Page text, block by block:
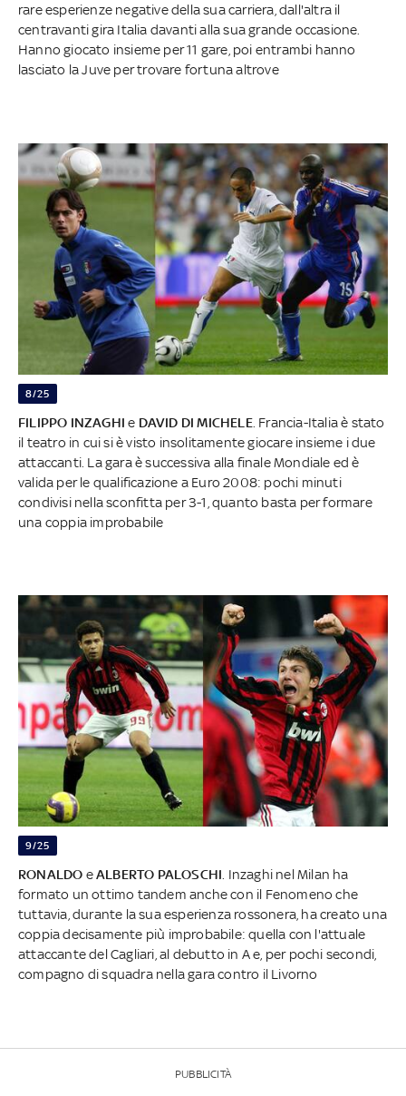
rare esperienze negative della sua carriera, dall'altra il
centravanti gira Italia davanti alla sua grande occasione.
Hanno giocato insieme per 11 gare, poi entrambi hanno
lasciato la Juve per trovare fortuna altrove
8/25
FILIPPO INZAGHIe DAVID DI MICHELE. Francia-Italia è stato
il teatro in cui si è visto insolitamente giocare insieme i due
attaccanti. La gara è successiva alla finale Mondiale ed è
valida per le qualificazione a Euro 2008: pochi minuti
condivisi nella sconfitta per 3-1, quanto basta per formare
una coppia improbabile
9/25
RONALDO eALBERTO PALOSCHI. Inzaghi nel Milan ha
formato un ottimo tandem anche con il Fenomeno che
tuttavia, durante la sua esperienza rossonera, ha creato una
coppia decisamente più improbabile: quella con l'attuale
attaccante del Cagliari, al debutto in A e, per pochi secondi,
compagno di squadra nella gara contro il Livorno
PUBBLICITÀ